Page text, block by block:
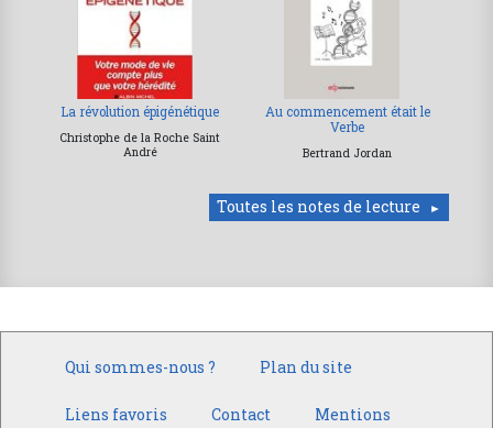
La révolution épigénétique
Christophe de la Roche Saint
André
Au commencement était le
Verbe
Bertrand Jordan
Toutes les notes de lecture
Qui sommes-nous ? Plan du site
Liens favoris Contact Mentions